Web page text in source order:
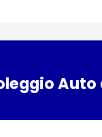
Auto